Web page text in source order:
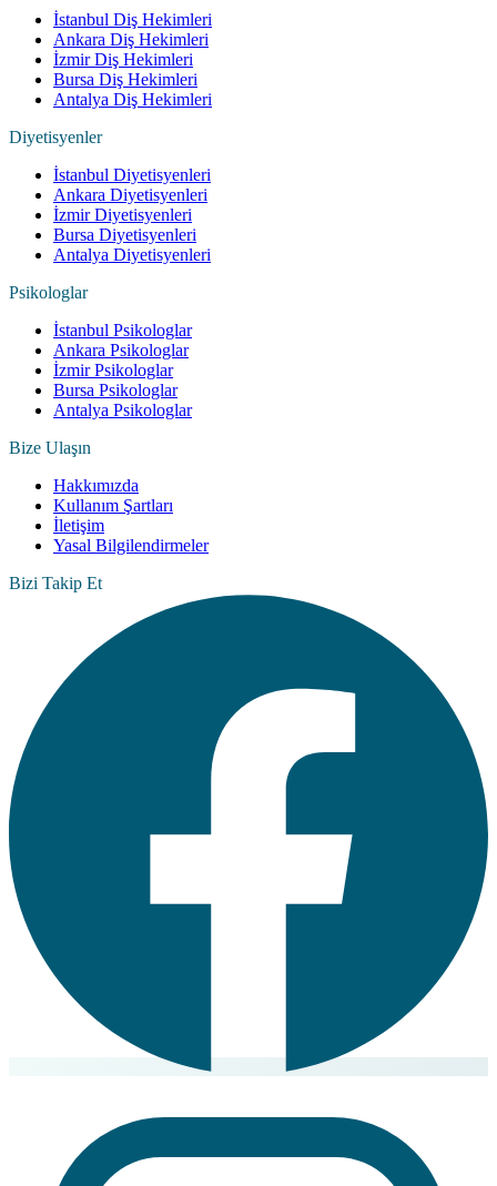
İstanbul Diş Hekimleri
Ankara Diş Hekimleri
İzmir Diş Hekimleri
Bursa Diş Hekimleri
Antalya Diş Hekimleri
Diyetisyenler
İstanbul Diyetisyenleri
Ankara Diyetisyenleri
İzmir Diyetisyenleri
Bursa Diyetisyenleri
Antalya Diyetisyenleri
Psikologlar
İstanbul Psikologlar
Ankara Psikologlar
İzmir Psikologlar
Bursa Psikologlar
Antalya Psikologlar
Bize Ulaşın
Hakkımızda
Kullanım Şartları
İletişim
Yasal Bilgilendirmeler
Bizi Takip Et